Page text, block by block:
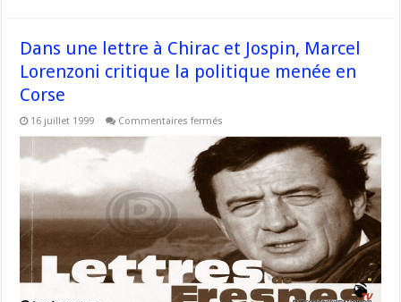
Dans une lettre à Chirac et Jospin, Marcel
Lorenzoni critique la politique menée en
Corse
16 juillet 1999 Commentaires fermés
lettre
à
Chirac
Jospin,
Marcel
Lorenzoni
critique
la
politique
menée
en
Corse